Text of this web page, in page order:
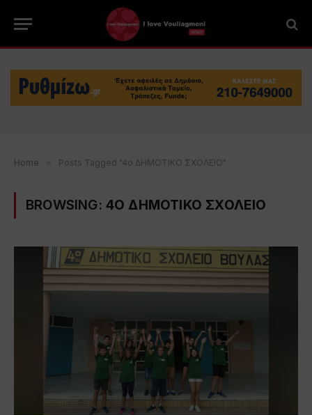
Home » Posts Tagged "4ο ΔΗΜΟΤΙΚΟ ΣΧΟΛΕΙΟ"
BROWSING: 4Ο ΔΗΜΟΤΙΚΟ ΣΧΟΛΕΙΟ